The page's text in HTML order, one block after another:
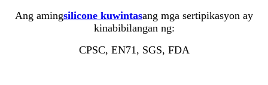
Ang amingsilicone kuwintasang mga sertipikasyon ay
kinabibilangan ng:
CPSC, EN71, SGS, FDA